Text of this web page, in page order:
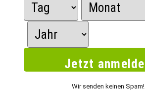
Wir senden keinen Spam!